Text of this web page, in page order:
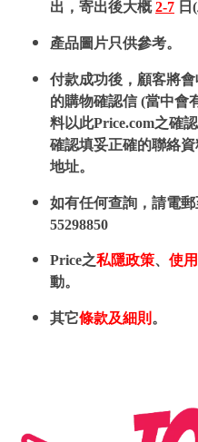
出，寄出後大概2-7 日
產品圖片只供參考。
付款成功後，顧客將
的購物確認信 (當中會
料以此Price.com之確
確認填妥正確的聯絡
地址。
如有任何查詢，請電郵
55298850
Price之私隱政策、 使
動。
其它條款及細則 。